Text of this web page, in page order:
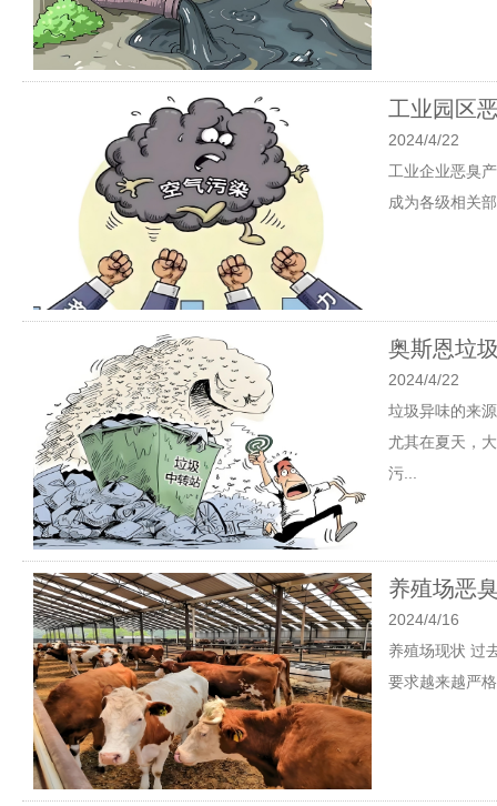
工业园区
2024/4/22
工业企业恶臭
成为各级相关
奥斯恩垃
2024/4/22
垃圾异味的来
尤其在夏天，
污...
养殖场恶
2024/4/16
养殖场现状 过
要求越来越严